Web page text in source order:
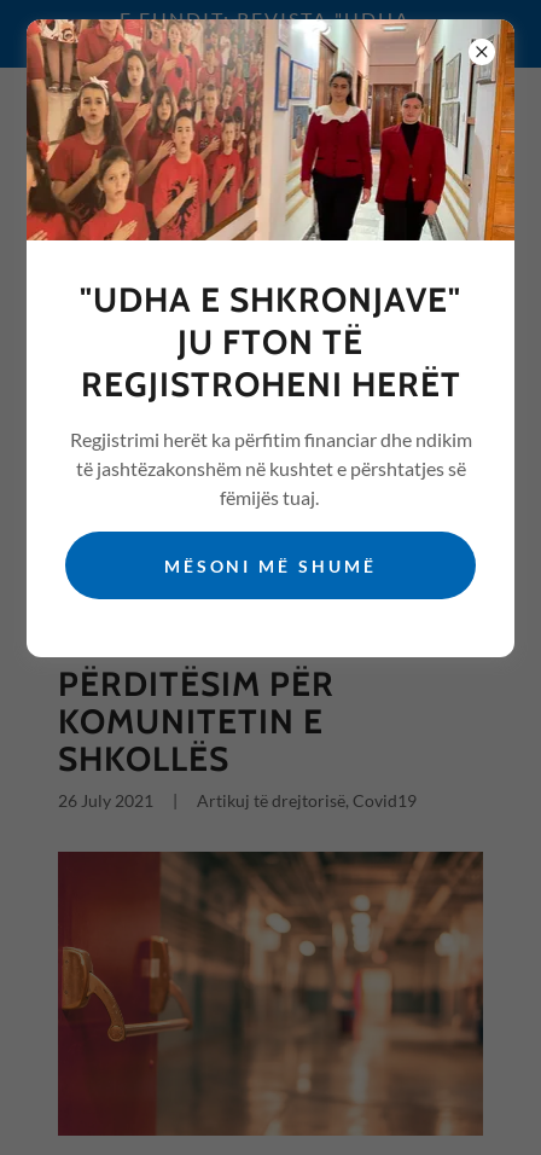
E FUNDIT: REVISTA "UDHA
E SHKRONJAVE" 2026
0692076068
REVISTA "UDHA E
SHKRONJAVE" ME ARTIKUJ
NGA ARSIMI /EDUCATION
All Posts
PËRDITËSIM PËR
KOMUNITETIN E
SHKOLLËS
26 July 2021 Artikuj të drejtorisë, Covid19
"UDHA E SHKRONJAVE"
JU FTON TË
REGJISTROHENI HERËT
Regjistrimi herët ka përfitim financiar dhe ndikim
të jashtëzakonshëm në kushtet e përshtatjes së
fëmijës tuaj.
MËSONI MË SHUMË